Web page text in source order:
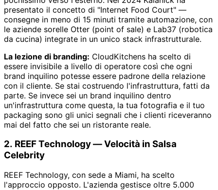
presentato il concetto di "Internet Food Court" —
consegne in meno di 15 minuti tramite automazione, con
le aziende sorelle Otter (point of sale) e Lab37 (robotica
da cucina) integrate in un unico stack infrastrutturale.
La lezione di branding: CloudKitchens ha scelto di
essere invisibile a livello di operatore così che ogni
brand inquilino potesse essere padrone della relazione
con il cliente. Se stai costruendo l'infrastruttura, fatti da
parte. Se invece sei un brand inquilino dentro
un'infrastruttura come questa, la tua fotografia e il tuo
packaging sono gli unici segnali che i clienti riceveranno
mai del fatto che sei un ristorante reale.
2. REEF Technology — Velocità in Salsa
Celebrity
REEF Technology, con sede a Miami, ha scelto
l'approccio opposto. L'azienda gestisce oltre 5.000